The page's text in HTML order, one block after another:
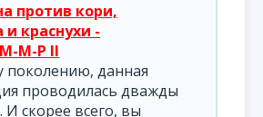
против кори,
и краснухи -
М-Р II
поколению, данная
проводилась дважды
И скорее всего, вы